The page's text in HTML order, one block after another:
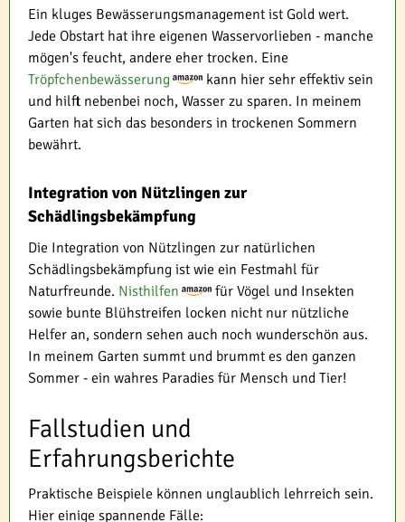
Ein kluges Bewässerungsmanagement ist Gold wert.
Jede Obstart hat ihre eigenen Wasservorlieben - manche
mögen's feucht, andere eher trocken. Eine
Tröpfchenbewässerung
kann hier sehr effektiv sein
und hilft nebenbei noch, Wasser zu sparen. In meinem
Garten hat sich das besonders in trockenen Sommern
bewährt.
Integration von Nützlingen zur
Schädlingsbekämpfung
Die Integration von Nützlingen zur natürlichen
Schädlingsbekämpfung ist wie ein Festmahl für
Naturfreunde. Nisthilfen
für Vögel und Insekten
sowie bunte Blühstreifen locken nicht nur nützliche
Helfer an, sondern sehen auch noch wunderschön aus.
In meinem Garten summt und brummt es den ganzen
Sommer - ein wahres Paradies für Mensch und Tier!
Fallstudien und
Erfahrungsberichte
Praktische Beispiele können unglaublich lehrreich sein.
Hier einige spannende Fälle: